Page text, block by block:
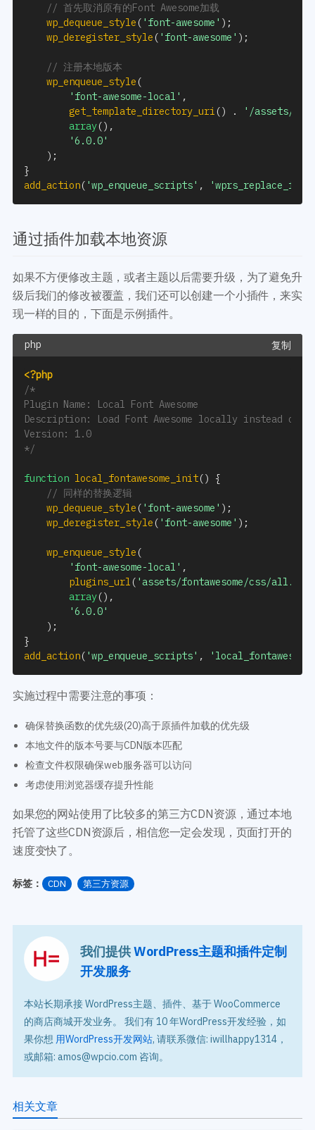
// 首先取消原有的Font Awesome加载
wp_dequeue_style( 'font-awesome' ) ;
wp_deregister_style( 'font-awesome' ) ;
// 注册本地版本
wp_enqueue_style(
'font-awesome-local' ,
get_template_directory_uri() .
'/assets/
array() ,
'6.0.0'
) ;
}
add_action( 'wp_enqueue_scripts' ,
通过插件加载本地资源
如果不方便修改主题，或者主题以后需要升级，为了避免升
级后我们的修改被覆盖，我们还可以创建一个小插件，来实
现一样的目的，下面是示例插件。
复制
<?php
/*
Plugin Name: Local Font Awesome
Description: Load Font Awesome locally instead of
Version: 1.0
*/
function local_fontawesome_init()
{
// 同样的替换逻辑
wp_dequeue_style( 'font-awesome' ) ;
wp_deregister_style( 'font-awesome' ) ;
wp_enqueue_style(
'font-awesome-local' ,
plugins_url( 'assets/fontawesome/css/
array() ,
'6.0.0'
) ;
}
add_action( 'wp_enqueue_scripts' ,
实施过程中需要注意的事项：
确保替换函数的优先级(20)高于原插件加载的优先级
本地文件的版本号要与CDN版本匹配
检查文件权限确保web服务器可以访问
考虑使用浏览器缓存提升性能
如果您的网站使用了比较多的第三方CDN资源，通过本地
托管了这些CDN资源后，相信您一定会发现，页面打开的
速度变快了。
标签： CDN 第三方资源
我们提供WordPress主题和插件定制
开发服务
本站长期承接 WordPress主题、插件、基于 WooCommerce
的商店商城开发业务。 我们有 10 年WordPress开发经验，如
果你想 用WordPress开发网站, 请联系微信: iwillhappy1314，
或邮箱: amos@wpcio.com 咨询。
相关文章